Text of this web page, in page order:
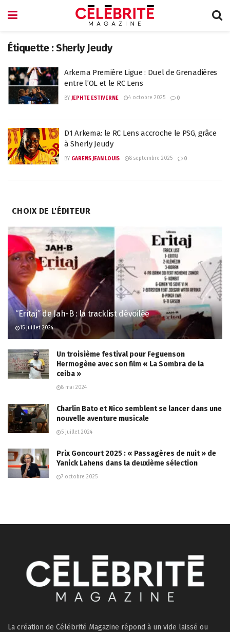
Étiquette :Sherly Jeudy
Arkema Première Ligue : Duel de Grenadières
entre l’OL et le RC Lens
BY JEPHTE ESTIVERNE 4 octobre 2025 0
D1 Arkema: le RC Lens accroche le PSG, grâce
à Sherly Jeudy
BY GARENS JEAN LOUIS 8 septembre 2025 0
CHOIX DE L'ÉDITEUR
“Eritaj” de Jah-B : la tracklist dévoilée
15 juillet 2024
Un troisième festival pour Feguenson
Hermogène avec son film « La Sombra de la
ceiba »
8 mai 2024
Charlin Bato et Nico semblent se lancer dans une
nouvelle aventure musicale
5 juillet 2024
Prix Goncourt 2025 : « Passagères de nuit » de
Yanick Lahens dans la deuxième sélection
7 octobre 2025
La création de Célébrité Magazine répond à un vide laissé ou